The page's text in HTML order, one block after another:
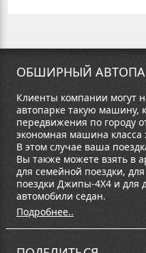
ОБШИРНЫЙ
Клиенты компании могут
автопарке такую машину,
передвижения по городу
экономная машина класса
В этом случае ваша
Вы также можете взять в
для семейной поездки,
поездки Джипы-4Х4 и для
автомобили седан.
Подробнее..